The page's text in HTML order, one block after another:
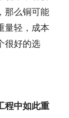
那么铜可能
量轻，成本
很好的选
程中如此重